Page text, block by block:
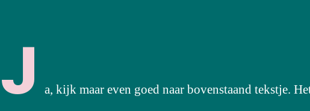
J a, kijk maar even goed naar bovenstaand tekstje.